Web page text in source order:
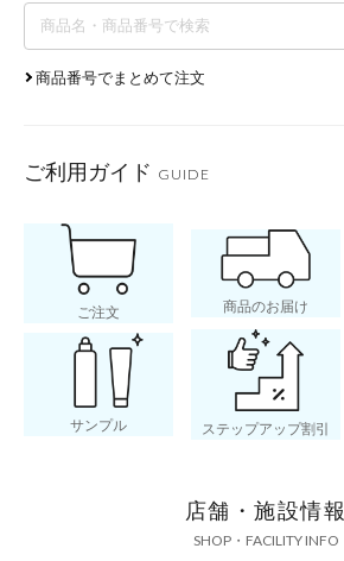
商品番号でまとめて注文
ご利用ガイド GUIDE
ご注文 商品のお届け
サンプル ステップアップ割引
店舗・施設情報
SHOP・FACILITY INFO